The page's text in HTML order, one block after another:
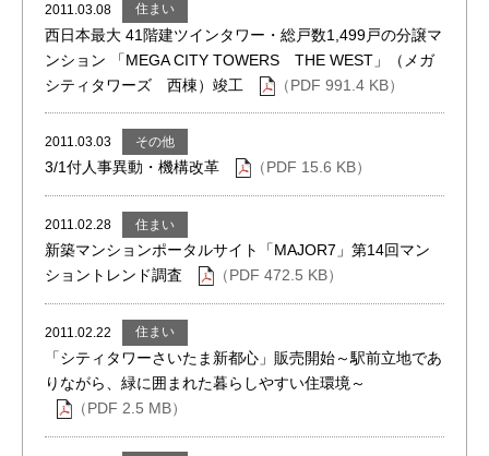
2011.03.08 住まい
西日本最大 41階建ツインタワー・総戸数1,499戸の分譲マ
ンション 「MEGA CITY TOWERS THE WEST」（メガ
シティタワーズ 西棟）竣工
（PDF 991.4 KB）
2011.03.03 その他
3/1付人事異動・機構改革 （PDF 15.6 KB）
2011.02.28 住まい
新築マンションポータルサイト「MAJOR7」第14回マン
ショントレンド調査
（PDF 472.5 KB）
2011.02.22 住まい
「シティタワーさいたま新都心」販売開始～駅前立地であ
りながら、緑に囲まれた暮らしやすい住環境～
（PDF 2.5 MB）